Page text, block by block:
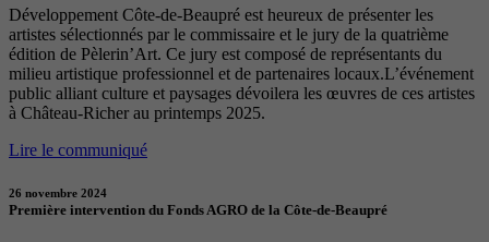
Développement Côte-de-Beaupré est heureux de présenter les
artistes sélectionnés par le commissaire et le jury de la quatrième
édition de Pèlerin’Art. Ce jury est composé de représentants du
milieu artistique professionnel et de partenaires locaux.L’événement
public alliant culture et paysages dévoilera les œuvres de ces artistes
à Château-Richer au printemps 2025.
Lire le communiqué
26 novembre 2024
Première intervention du Fonds AGRO de la Côte-de-Beaupré